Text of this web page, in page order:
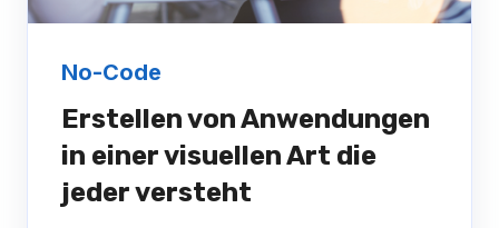
No-Code
Erstellen von Anwendungen
in einer visuellen Art die
jeder versteht